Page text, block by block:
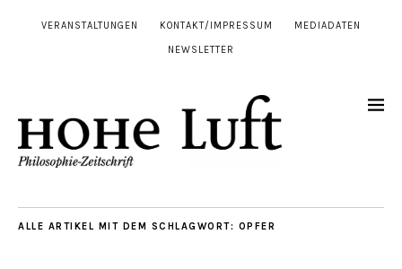
VERANSTALTUNGEN KONTAKT/IMPRESSUM MEDIADATEN
NEWSLETTER
ALLE ARTIKEL MIT DEM SCHLAGWORT: OPFER